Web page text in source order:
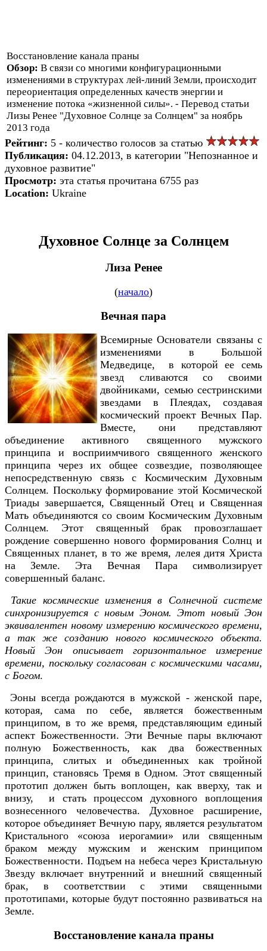
Восстановление канала праны
Обзор: В связи со многими конфигурационными
изменениями в структурах лей-линий Земли, происходит
переориентация определенных качеств энергии и
изменение потока «жизненной силы». - Перевод статьи
Лизы Ренее "Духовное Солнце за Солнцем" за ноябрь
2013 года
Рейтинг: 5 - количество голосов за статью
Публикация: 04.12.2013, в категории "Непознанное и
духовное развитие"
Просмотр: эта статья прочитана 6755 раз
Location: Ukraine
Духовное Солнце за Солнцем
Лиза Ренее
(начало)
Вечная пара
Всемирные Основатели связаны с
изменениями в Большой
Медведице, в которой ее семь
звезд сливаются со своими
двойниками, семью сестринскими
звездами в Плеядах, создавая
космический проект Вечных Пар.
Вместе, они представляют
объединение активного священного мужского
принципа и восприимчивого священного женского
принципа через их общее созвездие, позволяющее
непосредственную связь с Космическим Духовным
Солнцем. Поскольку формирование этой Космической
Триады завершается, Священный Отец и Священная
Мать объединяются со своим Космическим Духовным
Солнцем. Этот священный брак провозглашает
рождение совершенно нового формирования Солнц и
Священных планет, в то же время, лелея дитя Христа
на Земле. Эта Вечная Пара символизирует
совершенный баланс.
Такие космические изменения в Солнечной системе
синхронизируется с новым Эоном. Этот новый Эон
эквивалентен новому измерению космического времени,
а так же созданию нового космического объекта.
Новый Эон описывает горизонтальное измерение
времени, поскольку согласован с космическими часами,
с Богом.
Эоны всегда рождаются в мужской - женской паре,
которая, сама по себе, является божественным
принципом, в то же время, представляющим единый
аспект Божественности. Эти Вечные пары включают
полную Божественность, как два божественных
принципа, слитых и объединенных как тройной
принцип, становясь Тремя в Одном. Этот священный
прототип должен быть воплощен, как вверху, так и
внизу, и стать процессом духовного воплощения
вознесенного человечества. Духовное расширение,
которое объединяет Вечную пару, является результатом
Кристального «союза иерогамии» или священным
браком между мужским и женским принципом
Божественности. Подъем на небеса через Кристальную
Звезду включает внутренний и внешний священный
брак, в соответствии с этими священными
прототипами, которые будут постоянно развиваться на
Земле.
Восстановление канала праны